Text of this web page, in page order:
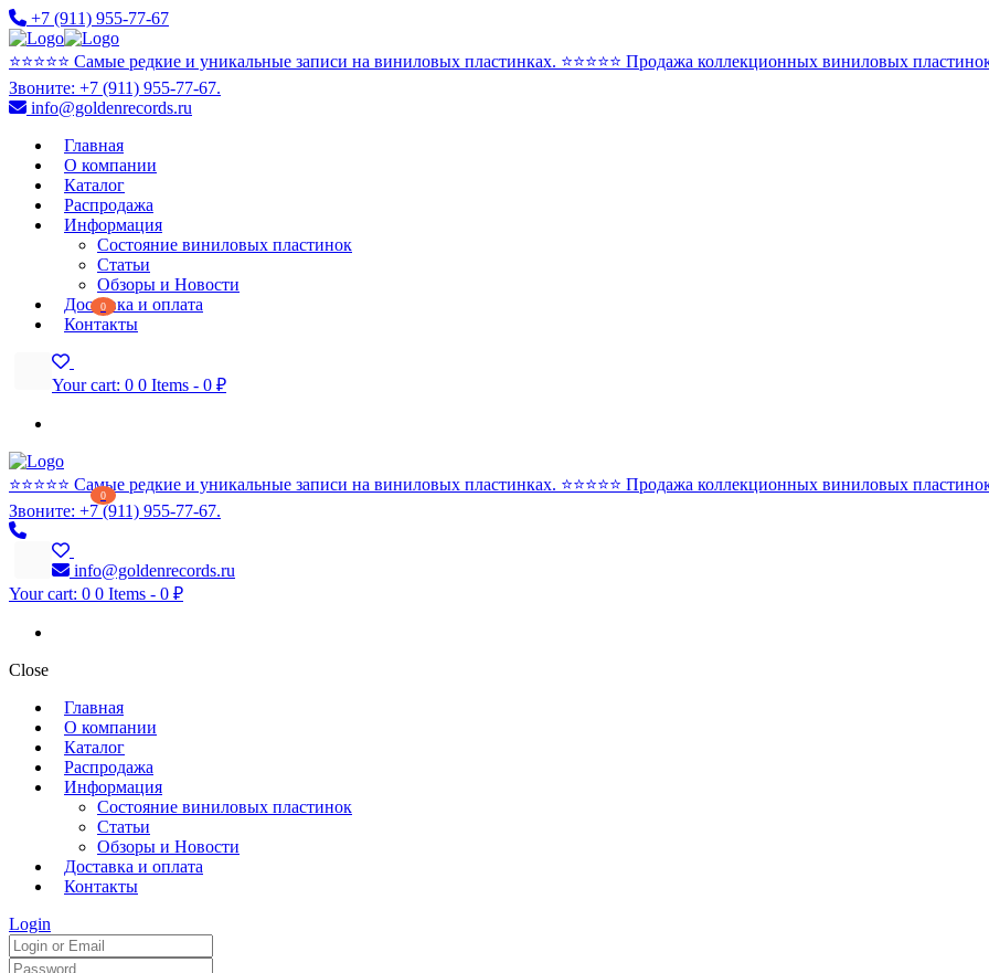
+7 (911) 955-77-67
⭐️⭐️⭐️⭐️⭐️ Самые редкие и уникальные записи на виниловых пластинках. ⭐️⭐️⭐️⭐️⭐️ Продажа коллекционных виниловых
Звоните: +7 (911) 955-77-67.
info@goldenrecords.ru
Главная
О компании
Каталог
Распродажа
Информация
Состояние виниловых пластинок
Статьи
Обзоры и Новости
Доставка и оплата
Контакты
0
Your cart: 0 0 Items - 0 ₽
⭐️⭐️⭐️⭐️⭐️ Самые редкие и уникальные записи на виниловых пластинках. ⭐️⭐️⭐️⭐️⭐️ Продажа коллекционных виниловых
Звоните: +7 (911) 955-77-67.
0
info@goldenrecords.ru
Your cart: 0 0 Items - 0 ₽
Close
Главная
О компании
Каталог
Распродажа
Информация
Состояние виниловых пластинок
Статьи
Обзоры и Новости
Доставка и оплата
Контакты
Login